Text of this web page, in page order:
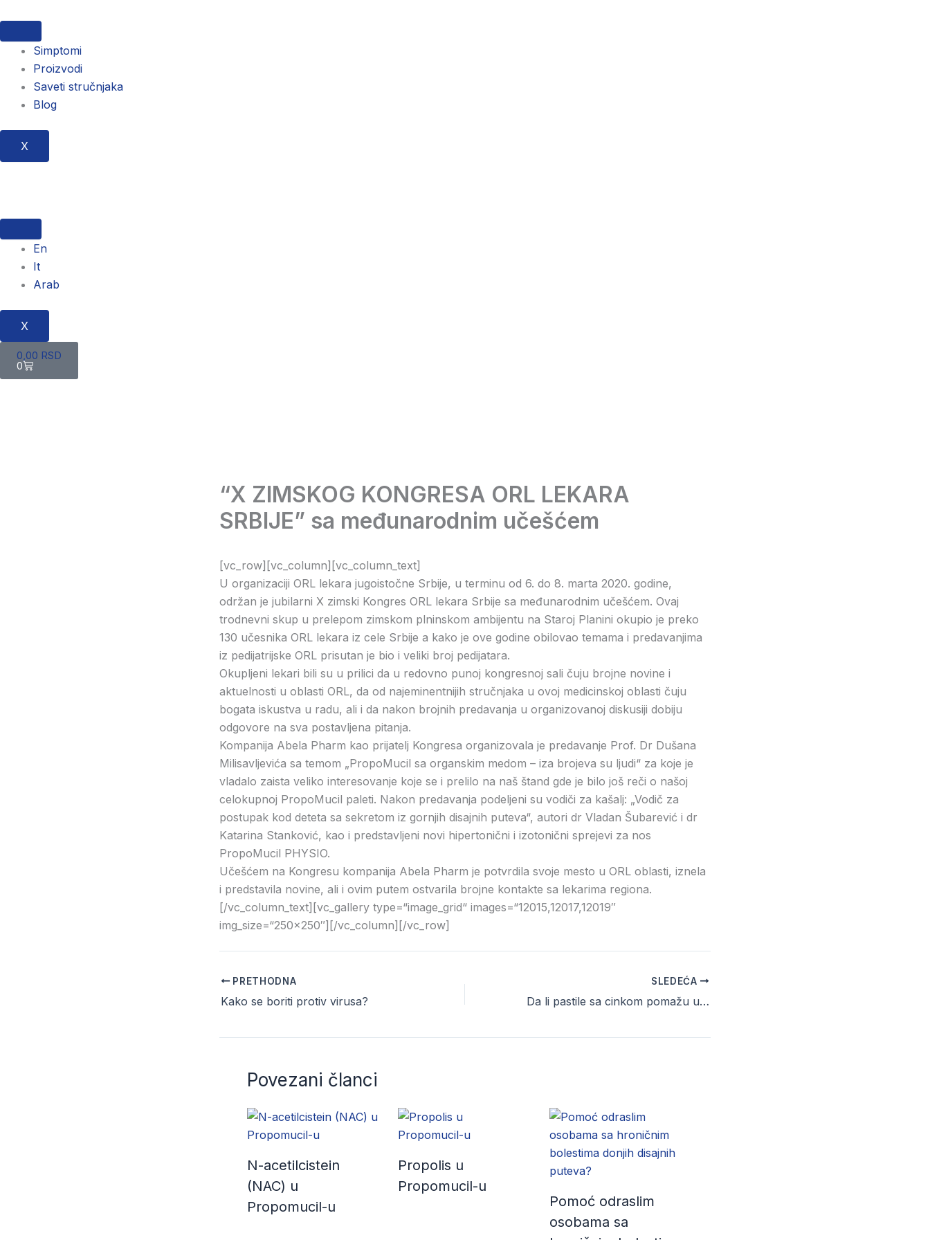
na
sadržajSimptomi
Proizvodi
Saveti stručnjaka
Blog
X
En
It
Arab
X
0,00 RSD
0
Cart
“X ZIMSKOG KONGRESA ORL LEKARA
SRBIJE” sa međunarodnim učešćem
[vc_row][vc_column][vc_column_text]
U organizaciji ORL lekara jugoistočne Srbije, u terminu od 6. do 8. marta 2020. godine,
održan je jubilarni X zimski Kongres ORL lekara Srbije sa međunarodnim učešćem. Ovaj
trodnevni skup u prelepom zimskom plninskom ambijentu na Staroj Planini okupio je preko
130 učesnika ORL lekara iz cele Srbije a kako je ove godine obilovao temama i predavanjima
iz pedijatrijske ORL prisutan je bio i veliki broj pedijatara.
Okupljeni lekari bili su u prilici da u redovno punoj kongresnoj sali čuju brojne novine i
aktuelnosti u oblasti ORL, da od najeminentnijih stručnjaka u ovoj medicinskoj oblasti čuju
bogata iskustva u radu, ali i da nakon brojnih predavanja u organizovanoj diskusiji dobiju
odgovore na sva postavljena pitanja.
Kompanija Abela Pharm kao prijatelj Kongresa organizovala je predavanje Prof. Dr Dušana
Milisavljevića sa temom „PropoMucil sa organskim medom – iza brojeva su ljudi“ za koje je
vladalo zaista veliko interesovanje koje se i prelilo na naš štand gde je bilo još reči o našoj
celokupnoj PropoMucil paleti. Nakon predavanja podeljeni su vodiči za kašalj: „Vodič za
postupak kod deteta sa sekretom iz gornjih disajnih puteva“, autori dr Vladan Šubarević i dr
Katarina Stanković, kao i predstavljeni novi hipertonični i izotonični sprejevi za nos
PropoMucil PHYSIO.
Učešćem na Kongresu kompanija Abela Pharm je potvrdila svoje mesto u ORL oblasti, iznela
i predstavila novine, ali i ovim putem ostvarila brojne kontakte sa lekarima regiona.
[/vc_column_text][vc_gallery type=“image_grid“ images=“12015,12017,12019″
img_size=“250×250″][/vc_column][/vc_row]
PRETHODNA
Kako se boriti protiv virusa?
SLEDEĆA
Da li pastile sa cinkom pomažu u borbi protiv virusa?
Povezani članci
N-acetilcistein
(NAC) u
Propomucil-u
Propolis u
Propomucil-u
Pomoć odraslim
osobama sa